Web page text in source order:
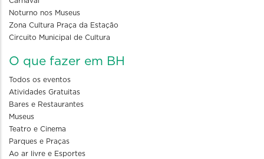
Noturno nos Museus
Zona Cultura Praça da Estação
Circuito Municipal de Cultura
O que fazer em BH
Todos os eventos
Atividades Gratuitas
Bares e Restaurantes
Museus
Teatro e Cinema
Parques e Praças
Ao ar livre e Esportes